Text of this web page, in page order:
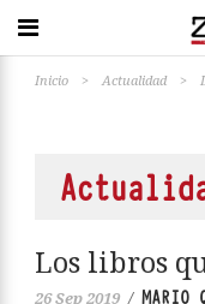
Inicio > Actualidad >
Los libros
26 Sep 2019 / MARIO